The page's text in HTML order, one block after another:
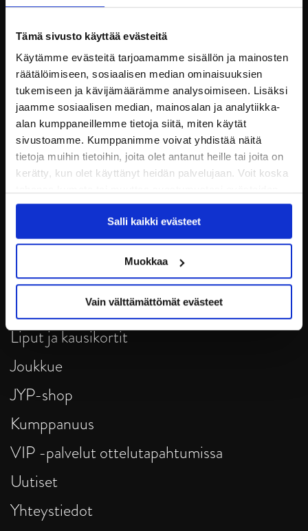
Tämä sivusto käyttää evästeitä
Käytämme evästeitä tarjoamamme sisällön ja mainosten
räätälöimiseen, sosiaalisen median ominaisuuksien
tukemiseen ja kävijämäärämme analysoimiseen. Lisäksi
jaamme sosiaalisen median, mainosalan ja analytiikka-
alan kumppaneillemme tietoja siitä, miten käytät
sivustoamme. Kumppanimme voivat yhdistää näitä
tietoja muihin tietoihin, joita olet antanut heille tai joita on
kerätty, kun olet käyttänyt heidän palvelujaan. Voit koska
käytöstäEvästeet-sivultamme.
Salli kaikki evästeet
Muokkaa
Vain välttämättömät evästeet
JYP Jyväskylä Oy
Puistokatu 21, 40200 Jyväskylä
Tietosuoja
Ottelut
Liput ja kausikortit
Joukkue
JYP-shop
Kumppanuus
VIP -palvelut ottelutapahtumissa
Uutiset
Yhteystiedot